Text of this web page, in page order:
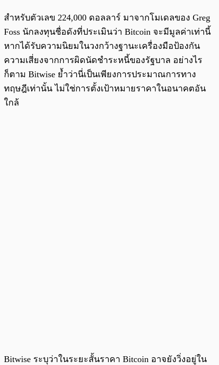
สำหรับตัวเลข 224,000 ดอลลาร์ มาจากโมเดลของ Greg
Foss นักลงทุนชื่อดังที่ประเมินว่า Bitcoin จะมีมูลค่าเท่านี้
หากได้รับความนิยมในวงกว้างฐานะเครื่องมือป้องกัน
ความเสี่ยงจากการผิดนัดชำระหนี้ของรัฐบาล อย่างไร
ก็ตาม Bitwise ย้ำว่านี่เป็นเพียงการประมาณการทาง
ทฤษฎีเท่านั้น ไม่ใช่การตั้งเป้าหมายราคาในอนาคตอัน
ใกล้
Bitwise ระบุว่าในระยะสั้นราคา Bitcoin อาจยังวิ่งอยู่ใน